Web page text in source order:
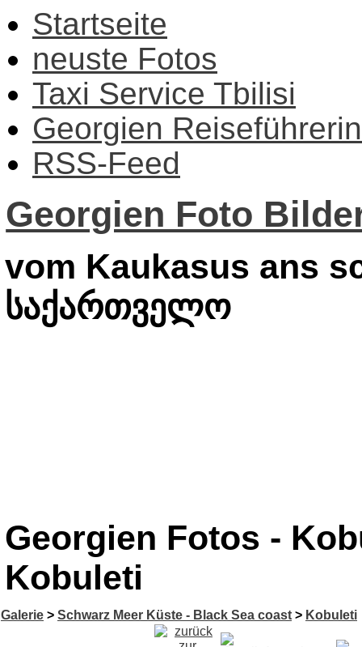
Startseite
neuste Fotos
Taxi Service Tbilisi
Georgien Reiseführerin
RSS-Feed
Georgien Foto
vom Kaukasus ans
საქართველო
Georgien Fotos -
Kobuleti
Galerie > Schwarz Meer Küste - Black Sea coast > Kobuleti